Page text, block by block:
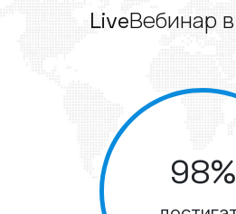
LiveВебинар
98%